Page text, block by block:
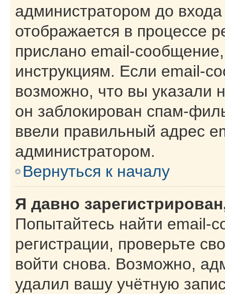
администратором до
отображается в процессе
прислано email-
инструкциям. Если email-
возможно, что вы указали
он заблокирован спам-
ввели правильный адрес
администратором.
Вернуться к началу
Я давно
Попытайтесь найти email-
регистрации, проверьте
войти снова. Возможно,
удалил вашу учётную